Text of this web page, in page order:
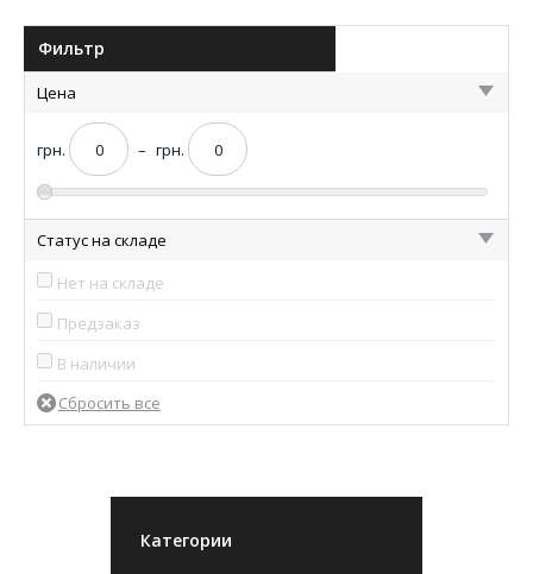
Фильтр
Цена
грн. – грн.
Статус на складе
Нет на складе
Предзаказ
В наличии
Категории